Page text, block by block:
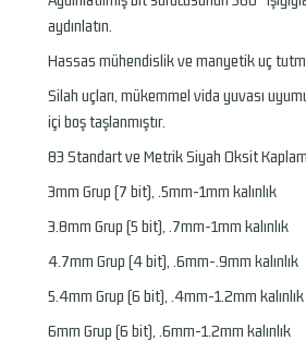
aydınlatın.
Hassas mühendislik ve manyetik uç
Silah uçları, mükemmel vida yuvası
içi boş taşlanmıştır.
83 Standart ve Metrik Siyah Oksit
3mm Grup (7 bit), .5mm-1mm kalınlık
3.8mm Grup (5 bit), .7mm-1mm kalınlık
4.7mm Grup (4 bit), .6mm-.9mm kalınlık
5.4mm Grup (6 bit), .4mm-1.2mm kalınlık
6mm Grup (6 bit), .6mm-1.2mm kalınlık